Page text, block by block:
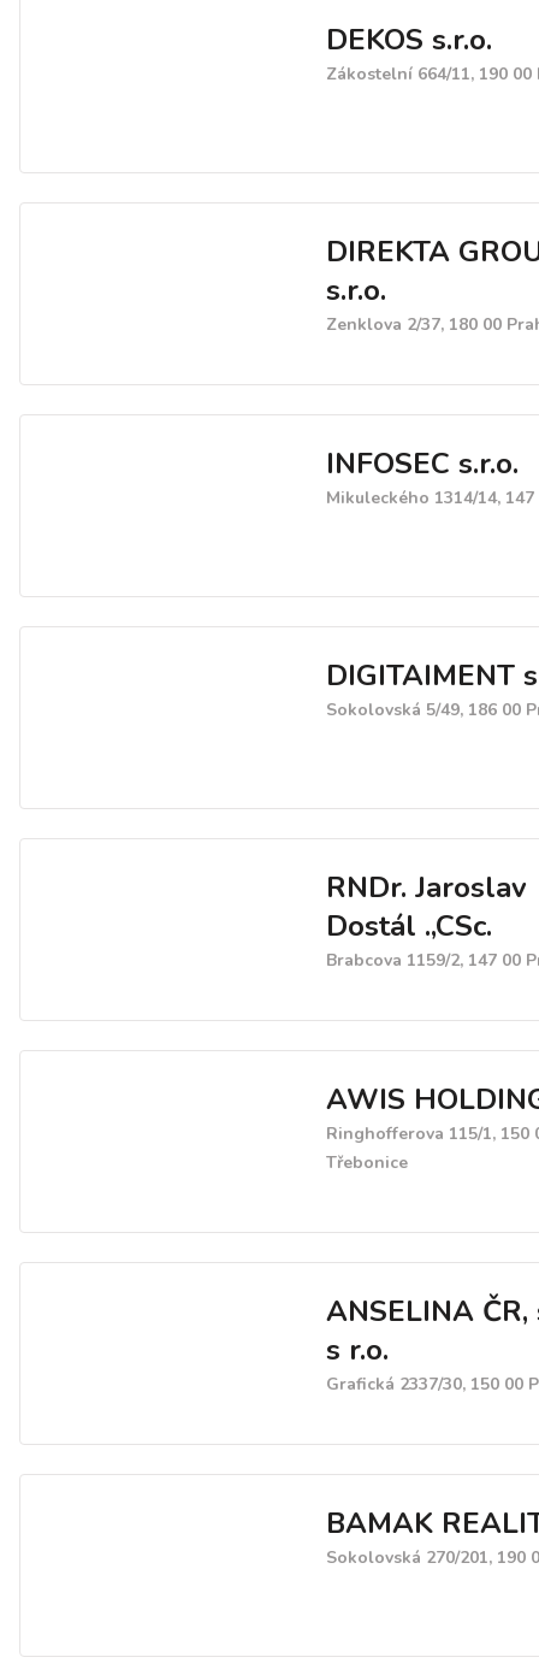
Dále vás naučíme jak
obchodovat na burze.
DEKOS s.r.o.
Zákostelní 664/11, 190 00
DIREKTA
s.r.o.
Zenklova 2/37, 180 00
INFOSEC s.r.o.
Mikuleckého 1314/14,
DIGITAIMENT
Sokolovská 5/49, 186 00
RNDr. Jaroslav
Dostál .,CSc.
Brabcova 1159/2, 147 00
AWIS
Ringhofferova 115/1, 150
Třebonice
ANSELINA
s r.o.
Grafická 2337/30, 150 00
BAMAK
Sokolovská 270/201, 190